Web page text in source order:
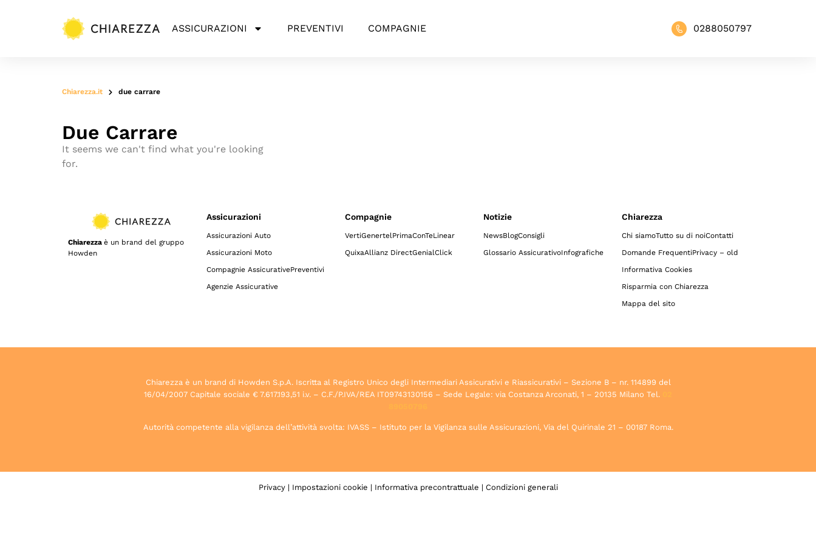
ASSICURAZIONI PREVENTIVI COMPAGNIE 0288050797
Chiarezza.it due carrare
Due Carrare
It seems we can't find what you're looking
for.
Chiarezza è un brand del gruppo
Howden
Assicurazioni
Assicurazioni Auto
Assicurazioni Moto
Compagnie AssicurativePreventivi
Agenzie Assicurative
Compagnie
VertiGenertelPrimaConTeLinear
QuixaAllianz DirectGenialClick
Notizie
NewsBlogConsigli
Glossario AssicurativoInfografiche
Chiarezza
Chi siamoTutto su di noiContatti
Domande FrequentiPrivacy – old
Informativa Cookies
Risparmia con Chiarezza
Mappa del sito
Chiarezza è un brand di Howden S.p.A. Iscritta al Registro Unico degli Intermediari Assicurativi e Riassicurativi – Sezione B – nr. 114899 del
16/04/2007 Capitale sociale € 7.617.193,51 i.v. – C.F./P.IVA/REA IT09743130156 – Sede Legale: via Costanza Arconati, 1 – 20135 Milano Tel.
Autorità competente alla vigilanza dell’attività svolta: IVASS – Istituto per la Vigilanza sulle Assicurazioni, Via del Quirinale 21 – 00187 Roma.
Privacy| Impostazioni cookie | Informativa precontrattuale | Condizioni generali